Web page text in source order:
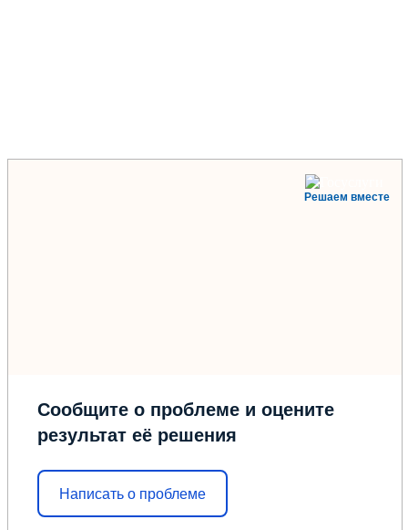
Решаем вместе
Сообщите о проблеме и оцените
результат её решения
Написать о проблеме